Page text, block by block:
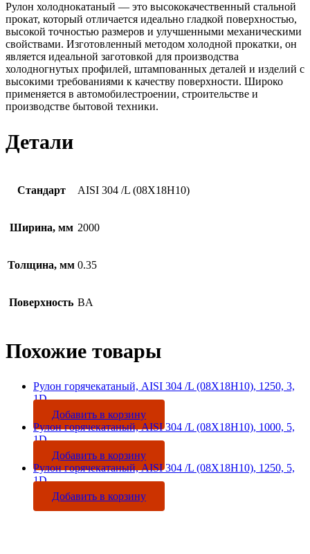
Рулон холоднокатаный — это высококачественный стальной
прокат, который отличается идеально гладкой поверхностью,
высокой точностью размеров и улучшенными механическими
свойствами. Изготовленный методом холодной прокатки, он
является идеальной заготовкой для производства
холодногнутых профилей, штампованных деталей и изделий с
высокими требованиями к качеству поверхности. Широко
применяется в автомобилестроении, строительстве и
производстве бытовой техники.
Детали
Стандарт AISI 304 /L (08Х18Н10)
Ширина, мм 2000
Толщина, мм 0.35
Поверхность BA
Похожие товары
Рулон горячекатаный, AISI 304 /L (08Х18Н10), 1250, 3,
1D
Добавить в корзину
Рулон горячекатаный, AISI 304 /L (08Х18Н10), 1000, 5,
1D
Добавить в корзину
Рулон горячекатаный, AISI 304 /L (08Х18Н10), 1250, 5,
1D
Добавить в корзину